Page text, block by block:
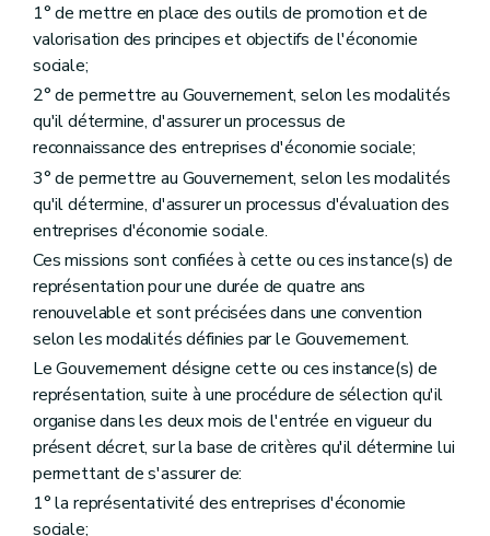
1° de mettre en place des outils de promotion et de
valorisation des principes et objectifs de l'économie
sociale;
2° de permettre au Gouvernement, selon les modalités
qu'il détermine, d'assurer un processus de
reconnaissance des entreprises d'économie sociale;
3° de permettre au Gouvernement, selon les modalités
qu'il détermine, d'assurer un processus d'évaluation des
entreprises d'économie sociale.
Ces missions sont confiées à cette ou ces instance(s) de
représentation pour une durée de quatre ans
renouvelable et sont précisées dans une convention
selon les modalités définies par le Gouvernement.
Le Gouvernement désigne cette ou ces instance(s) de
représentation, suite à une procédure de sélection qu'il
organise dans les deux mois de l'entrée en vigueur du
présent décret, sur la base de critères qu'il détermine lui
permettant de s'assurer de:
1° la représentativité des entreprises d'économie
sociale;